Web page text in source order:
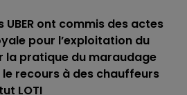
UBER ont commis des actes
pour l’exploitation du
la pratique du maraudage
recours à des chauffeurs
LOTI